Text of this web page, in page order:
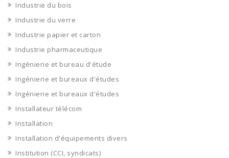
Industrie du bois
Industrie du verre
Industrie papier et carton
Industrie pharmaceutique
Ingénierie et bureau d'étude
Ingénierie et bureaux d'études
Ingénierie et bureaux d'études
Installateur télécom
Installation
Installation d'équipements divers
Institution (CCI, syndicats)